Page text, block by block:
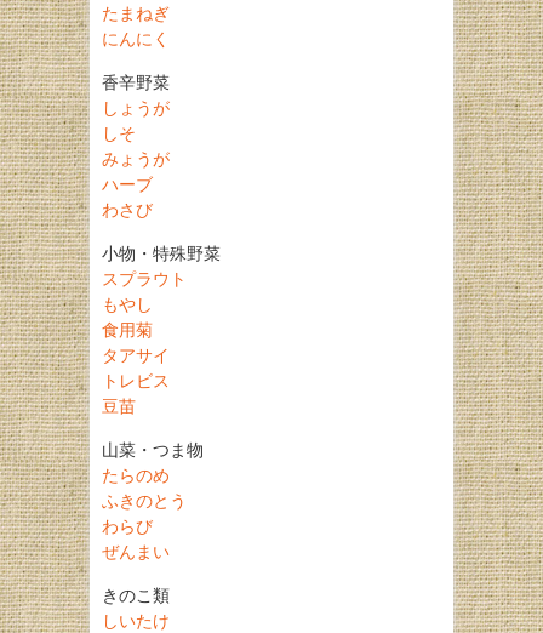
たまねぎ
にんにく
香辛野菜
しょうが
しそ
みょうが
ハーブ
わさび
小物・特殊野菜
スプラウト
もやし
食用菊
タアサイ
トレビス
豆苗
山菜・つま物
たらのめ
ふきのとう
わらび
ぜんまい
きのこ類
しいたけ